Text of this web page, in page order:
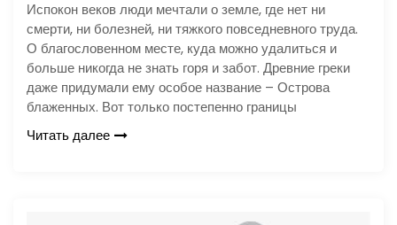
Испокон веков люди мечтали о земле, где нет ни
смерти, ни болезней, ни тяжкого повседневного труда.
О благословенном месте, куда можно удалиться и
больше никогда не знать горя и забот. Древние греки
даже придумали ему особое название – Острова
блаженных. Вот только постепенно границы
Читать далее